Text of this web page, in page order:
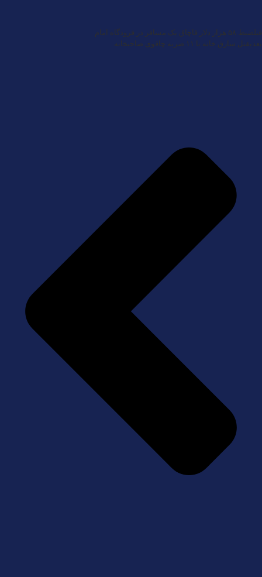
قبلضبط ۵۸ هزار دلار قاچاق یک مسافر در فرودگاه امام
بعدیقتل سارق خانه با ۱۱ ضربه چاقوی صاحبخانه